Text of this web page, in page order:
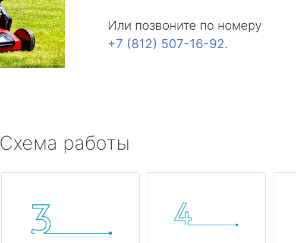
Или позвоните по номеру
+7 (812) 507-16-92.
Схема работы